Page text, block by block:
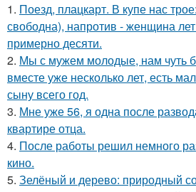
1. Поезд, плацкарт. В купе нас
свободна), напротив - женщина
примерно десяти.
2. Мы с мужем молодые, нам чуть
вместе уже несколько лет, есть
сыну всего год.
3. Мне уже 56, я одна после
квартире отца.
4. После работы решил немного
кино.
5. Зелёный и дерево: природный